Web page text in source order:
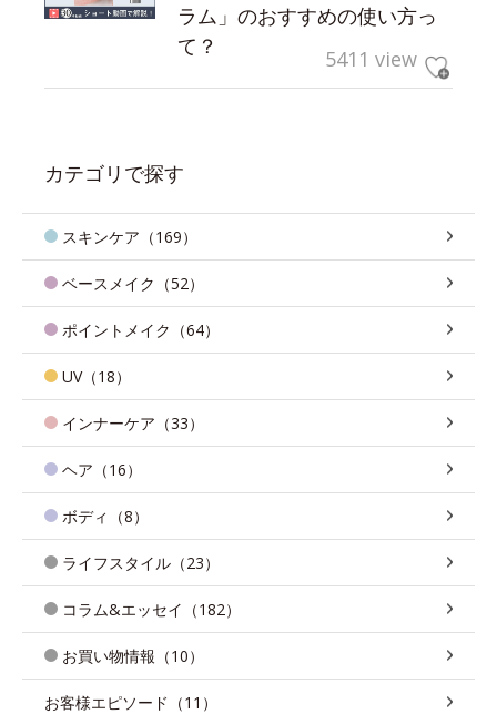
ラム」のおすすめの使い方っ
て？
5411 view
カテゴリで探す
スキンケア（169）
ベースメイク（52）
ポイントメイク（64）
UV（18）
インナーケア（33）
ヘア（16）
ボディ（8）
ライフスタイル（23）
コラム&エッセイ（182）
お買い物情報（10）
お客様エピソード（11）